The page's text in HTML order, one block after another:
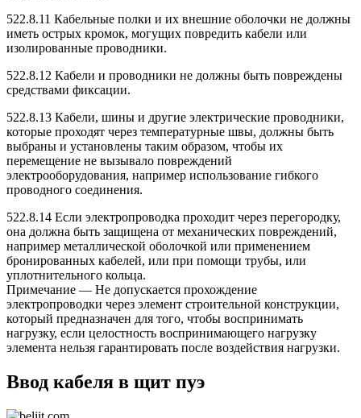
522.8.11 Кабельные полки и их внешние оболочки не должны
иметь острых кромок, могущих повредить кабели или
изолированные проводники.
522.8.12 Кабели и проводники не должны быть повреждены
средствами фиксации.
522.8.13 Кабели, шины и другие электрические проводники,
которые проходят через температурные швы, должны быть
выбраны и установлены таким образом, чтобы их
перемещение не вызывало повреждений
электрооборудования, например использование гибкого
проводного соединения.
522.8.14 Если электропроводка проходит через перегородку,
она должна быть защищена от механических повреждений,
например металлической оболочкой или применением
бронированных кабелей, или при помощи трубы, или
уплотнительного кольца.
Примечание — Не допускается прохождение
электропроводки через элемент строительной конструкции,
который предназначен для того, чтобы воспринимать
нагрузку, если целостность воспринимающего нагрузку
элемента нельзя гарантировать после воздействия нагрузки.
Ввод кабеля в щит пуэ